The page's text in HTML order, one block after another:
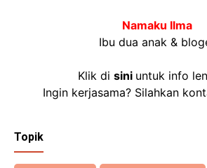
Namaku Ilma
Ibu dua anak &
Klik di sini untuk info
Ingin kerjasama? Silahkan
Topik